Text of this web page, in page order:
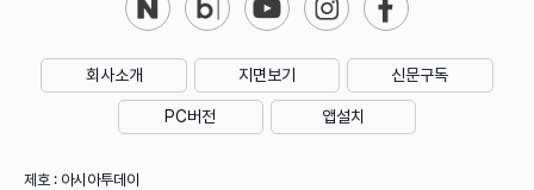
회사소개 지면보기 신문구독
PC버전 앱설치
제호 : 아시아투데이